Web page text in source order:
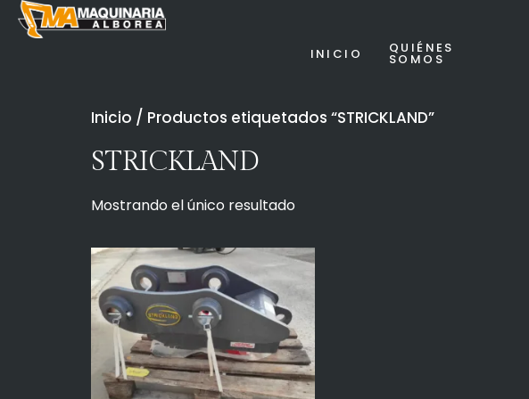
INICIO QUIÉNES
SOMOS
Inicio / Productos etiquetados “STRICKLAND”
STRICKLAND
Mostrando el único resultado